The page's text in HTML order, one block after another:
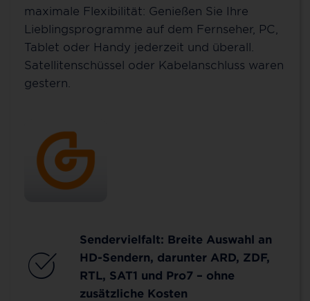
maximale Flexibilität: Genießen Sie Ihre
Lieblingsprogramme auf dem Fernseher, PC,
Tablet oder Handy jederzeit und überall.
Satellitenschüssel oder Kabelanschluss waren
gestern.
Sendervielfalt: Breite Auswahl an
HD-Sendern, darunter ARD, ZDF,
RTL, SAT1 und Pro7 – ohne
zusätzliche Kosten